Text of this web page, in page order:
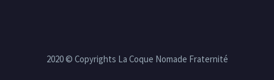
2020 © Copyrights La Coque Nomade Fraternité